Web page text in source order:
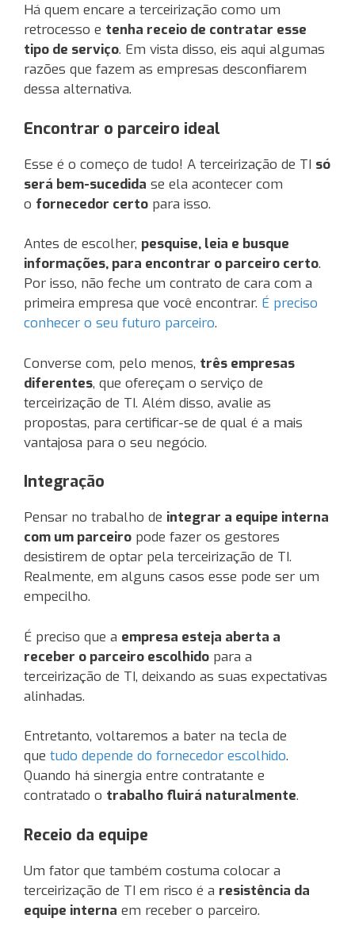
Há quem encare a terceirização como um
retrocesso e tenha receio de contratar esse
tipo de serviço. Em vista disso, eis aqui algumas
razões que fazem as empresas desconfiarem
dessa alternativa.
Encontrar o parceiro ideal
Esse é o começo de tudo! A terceirização de TI só
será bem-sucedida se ela acontecer com
o fornecedor certo para isso.
Antes de escolher, pesquise, leia e busque
informações, para encontrar o parceiro certo.
Por isso, não feche um contrato de cara com a
primeira empresa que você encontrar. É preciso
conhecer o seu futuro parceiro.
Converse com, pelo menos, três empresas
diferentes, que ofereçam o serviço de
terceirização de TI. Além disso, avalie as
propostas, para certificar-se de qual é a mais
vantajosa para o seu negócio.
Integração
Pensar no trabalho de integrar a equipe interna
com um parceiro pode fazer os gestores
desistirem de optar pela terceirização de TI.
Realmente, em alguns casos esse pode ser um
empecilho.
É preciso que a empresa esteja aberta a
receber o parceiro escolhido para a
terceirização de TI, deixando as suas expectativas
alinhadas.
Entretanto, voltaremos a bater na tecla de
que tudo depende do fornecedor escolhido.
Quando há sinergia entre contratante e
contratado o trabalho fluirá naturalmente.
Receio da equipe
Um fator que também costuma colocar a
terceirização de TI em risco é a resistência da
equipe interna em receber o parceiro.